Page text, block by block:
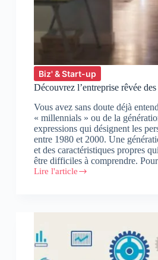
Biz' & Start-up
Découvrez l’entreprise rêvée
Vous avez sans doute déjà
« millennials » ou de la
expressions qui désignent les
entre 1980 et 2000. Une
et des caractéristiques propres
être difficiles à comprendre.
Lire l'article
Découvrez